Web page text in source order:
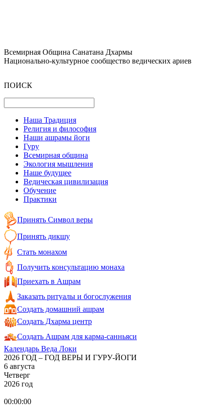
Всемирная Община Санатана Дхармы
Национально-культурное сообщество ведических ариев
ПОИСК
Наша Традиция
Религия и философия
Наши ашрамы йоги
Гуру
Всемирная община
Экология мышления
Наше будущее
Ведическая цивилизация
Обучение
Практики
Принять Символ веры
Принять дикшу
Стать монахом
Получить консультацию монаха
Приехать в Ашрам
Заказать ритуалы и богослужения
Создать домашний ашрам
Создать Дхарма центр
Создать Ашрам для карма-санньяси
Календарь Веда Локи
2026 ГОД – ГОД ВЕРЫ И ГУРУ-ЙОГИ
6 августа
Четверг
2026 год
00:00:00